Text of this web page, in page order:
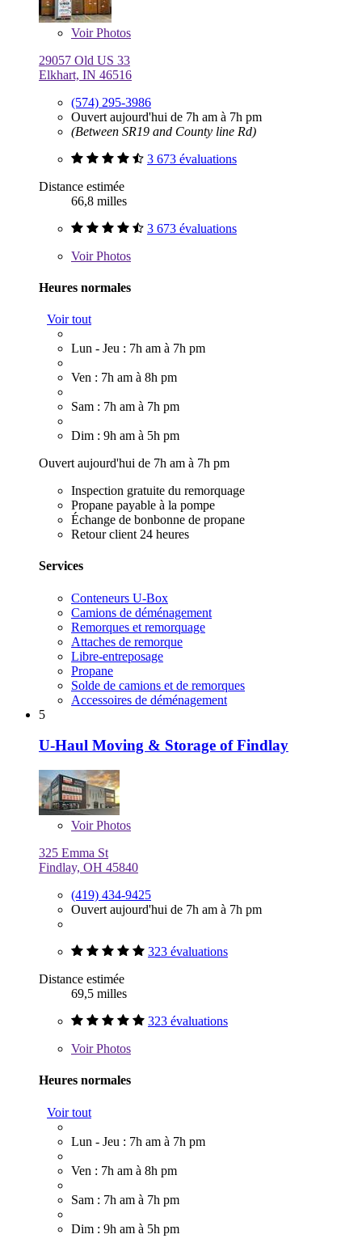
VoirPhotos
29057 Old US 33
Elkhart, IN 46516
(574) 295-3986
Ouvert aujourd'hui de 7h am à 7h pm
(Between SR19 and County line Rd)
3 673 évaluations
Distance estimée
66,8 milles
3 673 évaluations
VoirPhotos
Heures normales
Voir tout
Lun - Jeu : 7h am à 7h pm
Ven : 7h am à 8h pm
Sam : 7h am à 7h pm
Dim : 9h am à 5h pm
Ouvert aujourd'hui de 7h am à 7h pm
Inspection gratuite du remorquage
Propane payable à la pompe
Échange de bonbonne de propane
Retour client 24 heures
Services
Conteneurs U-Box
Camions de déménagement
Remorques et remorquage
Attaches de remorque
Libre-entreposage
Propane
Solde de camions et de remorques
Accessoires de déménagement
5
U-Haul Moving & Storage of Findlay
VoirPhotos
325 Emma St
Findlay, OH 45840
(419) 434-9425
Ouvert aujourd'hui de 7h am à 7h pm
323 évaluations
Distance estimée
69,5 milles
323 évaluations
VoirPhotos
Heures normales
Voir tout
Lun - Jeu : 7h am à 7h pm
Ven : 7h am à 8h pm
Sam : 7h am à 7h pm
Dim : 9h am à 5h pm